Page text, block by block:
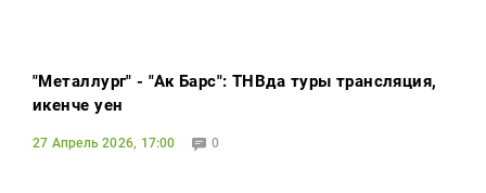
"Металлург" - "Ак Барс": ТНВда туры трансляция,
икенче уен
27 Апрель 2026, 17:00 0